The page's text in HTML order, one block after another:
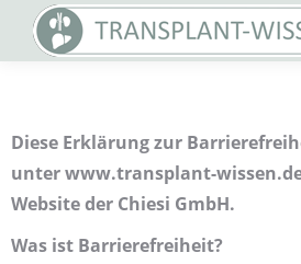
Diese Erklärung zur
unter www.transplant-
Website der Chiesi GmbH.
Was ist Barrierefreiheit?